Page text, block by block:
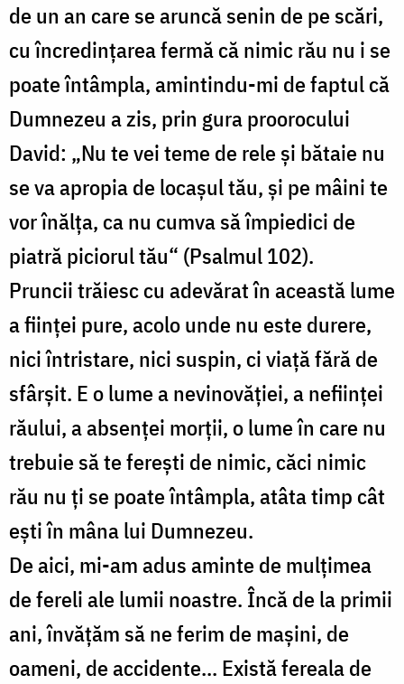
de un an care se aruncă senin de pe scări,
cu încredințarea fermă că nimic rău nu i se
poate întâmpla, amintindu-mi de faptul că
Dumnezeu a zis, prin gura proorocului
David: „Nu te vei teme de rele și bătaie nu
se va apropia de locașul tău, și pe mâini te
vor înălța, ca nu cumva să împiedici de
piatră piciorul tău“ (Psalmul 102).
Pruncii trăiesc cu adevărat în această lume
a ființei pure, acolo unde nu este durere,
nici întristare, nici suspin, ci viață fără de
sfârșit. E o lume a nevinovăției, a neființei
răului, a absenței morții, o lume în care nu
trebuie să te ferești de nimic, căci nimic
rău nu ți se poate întâmpla, atâta timp cât
ești în mâna lui Dumnezeu.
De aici, mi-am adus aminte de mulțimea
de fereli ale lumii noastre. Încă de la primii
ani, învățăm să ne ferim de mașini, de
oameni, de accidente... Există fereala de